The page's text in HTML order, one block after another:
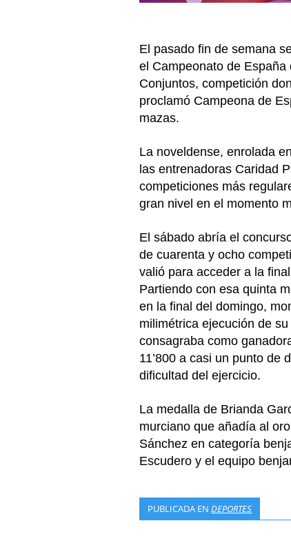
El pasado fin de semana
el Campeonato de
Conjuntos, competición
proclamó Campeona de
mazas.
La noveldense, enrolada
las entrenadoras Caridad
competiciones más
gran nivel en el momento
El sábado abría el
de cuarenta y ocho
valió para acceder a la
Partiendo con esa quinta
en la final del domingo,
milimétrica ejecución de
consagraba como
11’800 a casi un punto de
dificultad del ejercicio.
La medalla de Brianda
murciano que añadía al
Sánchez en categoría
Escudero y el equipo
PUBLICADA ENDEPORTES